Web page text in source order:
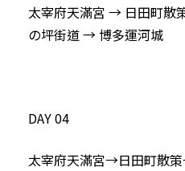
太宰府天滿宮 → 日田町
の坪街道 → 博多運河城
DAY 04
太宰府天滿宮→日田町散